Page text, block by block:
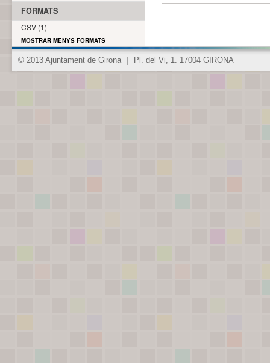
FORMATS
CSV (1)
MOSTRAR MENYS FORMATS
© 2013 Ajuntament de Girona Pl. del Vi, 1. 17004 GIRONA